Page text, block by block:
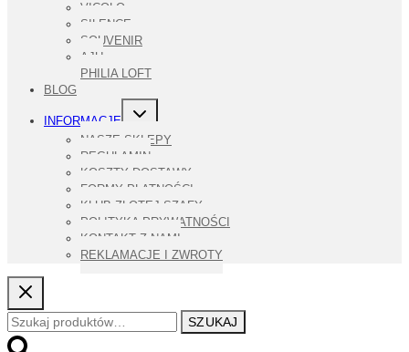
VICOLO
SILENCE
SOUVENIR
AJU
PHILIA LOFT
BLOG
INFORMACJE
PRZEŁĄCZ
MENU
PODRZĘDNE
NASZE SKLEPY
REGULAMIN
KOSZTY DOSTAWY
FORMY PŁATNOŚCI
KLUB ZŁOTEJ SZAFY
POLITYKA PRYWATNOŚCI
KONTAKT Z NAMI
REKLAMACJE I ZWROTY
Szukaj: SZUKAJ